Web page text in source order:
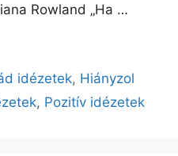
Rowland „Ha …
idézetek, Hiányzol
, Pozitív idézetek